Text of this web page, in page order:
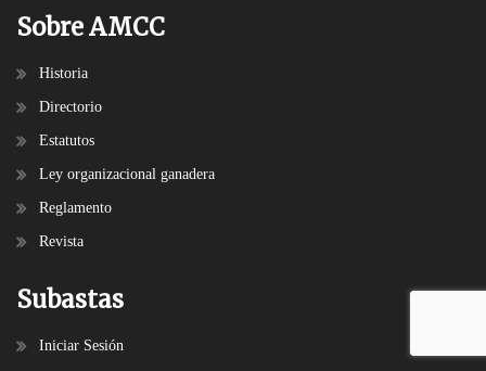
Sobre AMCC
Historia
Directorio
Estatutos
Ley organizacional ganadera
Reglamento
Revista
Subastas
Iniciar Sesión